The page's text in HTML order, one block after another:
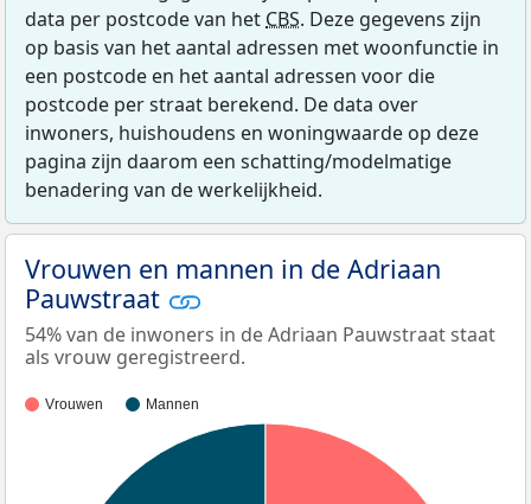
data per postcode van het CBS. Deze gegevens zijn
op basis van het aantal adressen met woonfunctie in
een postcode en het aantal adressen voor die
postcode per straat berekend. De data over
inwoners, huishoudens en woningwaarde op deze
pagina zijn daarom een schatting/modelmatige
benadering van de werkelijkheid.
Vrouwen en mannen in de Adriaan
Pauwstraat
54% van de inwoners in de Adriaan Pauwstraat staat
als vrouw geregistreerd.
Vrouwen Mannen